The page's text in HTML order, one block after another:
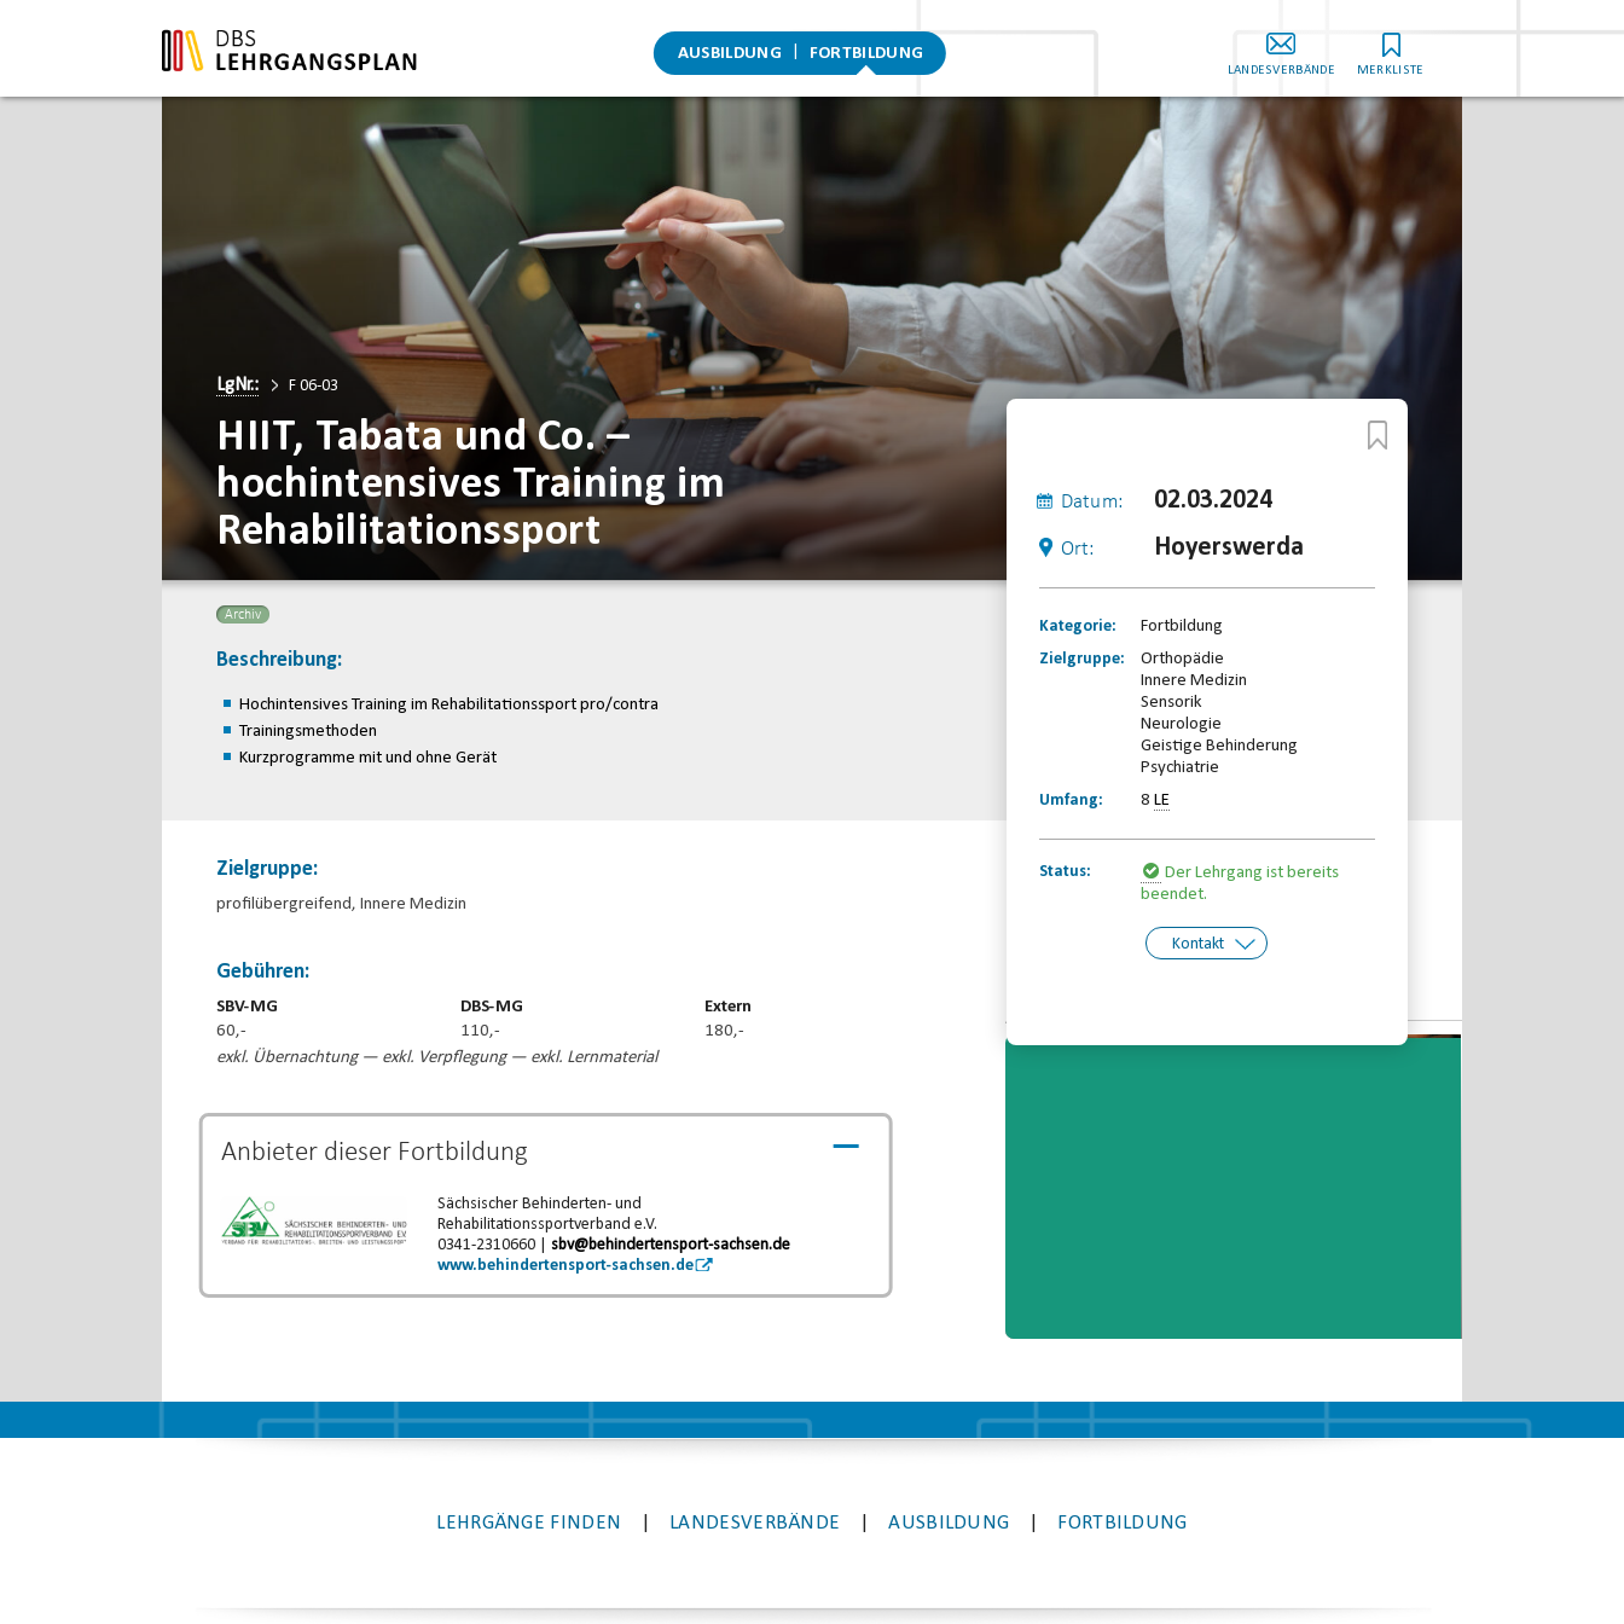
AUSBILDUNG FORTBILDUNG
LANDESVERBÄNDE MERKLISTE
LgNr.: F 06-03
HIIT, Tabata und Co. –
hochintensives Training im
Rehabilitationssport
Datum: 02.03.2024
Ort: Hoyerswerda
Kategorie:
Fortbildung
Zielgruppe:
Orthopädie
Innere Medizin
Sensorik
Neurologie
Geistige Behinderung
Psychiatrie
Umfang:
8 LE
Status:
Der Lehrgang ist bereits
beendet.
Kontakt
Telefon: 0341-2310660
Archiv
Beschreibung:
Hochintensives Training im Rehabilitationssport pro/contra
Trainingsmethoden
Kurzprogramme mit und ohne Gerät
Zielgruppe:
profilübergreifend, Innere Medizin
Gebühren:
SBV-MG DBS-MG
Extern
60,-
110,-
180,-
exkl. Übernachtung — exkl. Verpflegung — exkl. Lernmaterial
Anbieter dieser Fortbildung
Sächsischer Behinderten- und
Rehabilitationssportverband e.V.
0341-2310660 | sbv@behindertensport-sachsen.de
www.behindertensport-sachsen.de
Video-
LEHRGÄNGE FINDEN LANDESVERBÄNDE AUSBILDUNG FORTBILDUNG